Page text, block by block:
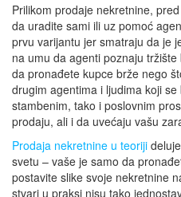
Prilikom prodaje nekretnine,
da uradite sami ili uz pomoć
prvu varijantu jer smatraju da je
na umu da agenti poznaju
da pronađete kupce brže nego
drugim agentima i ljudima koji
stambenim, tako i poslovnim
prodaju, ali i da uvećaju vašu
Prodaja nekretnine u teoriji
svetu – vaše je samo da
postavite slike svoje nekretnine
stvari u praksi nisu tako